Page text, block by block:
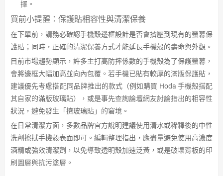
擇。
買前小提醒：保護貼相容性與清潔保養
在下單前，請務必確認手機殼邊框設計是否會擠壓到現有的螢幕保
護貼；同時，正確的清潔保養方式才能延長手機殼的壽命與外觀。
目前市場趨勢顯示，許多主打高防摔係數的手機殼為了保護螢幕，
會將邊框大幅加高並向內包覆。若手機已貼有較厚的滿版保護貼，
建議優先考慮搭配同品牌推出的款式（例如購買 Hoda 手機殼搭配
其自家的滿版玻璃貼），或是事先查詢論壇網友討論指出的相容性
狀況，避免發生「擠玻璃貼」的窘境。
在日常清潔方面，多數品牌官方說明建議使用清水或稀釋後的中性
洗劑擦拭手機殼表面即可。編輯整理指出，應盡量避免使用高濃度
酒精或強效清潔劑，以免導致透明殼加速泛黃，或是破壞背板的印
刷圖層與抗污塗層。